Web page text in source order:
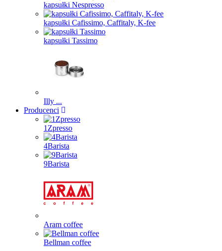
kapsułki Nespresso
kapsułki Cafissimo, Caffitaly, K-fee
kapsułki Tassimo
Illy ...
Producenci
1Zpresso
4Barista
9Barista
Aram coffee
Bellman coffee